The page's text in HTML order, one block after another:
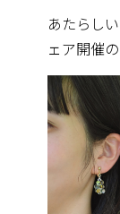
あたらし
ェア開催